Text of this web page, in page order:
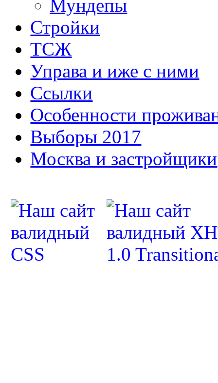
Мундепы
Стройки
ТСЖ
Управа и иже с ними
Ссылки
Особенности
Выборы 2017
Москва и застройщики